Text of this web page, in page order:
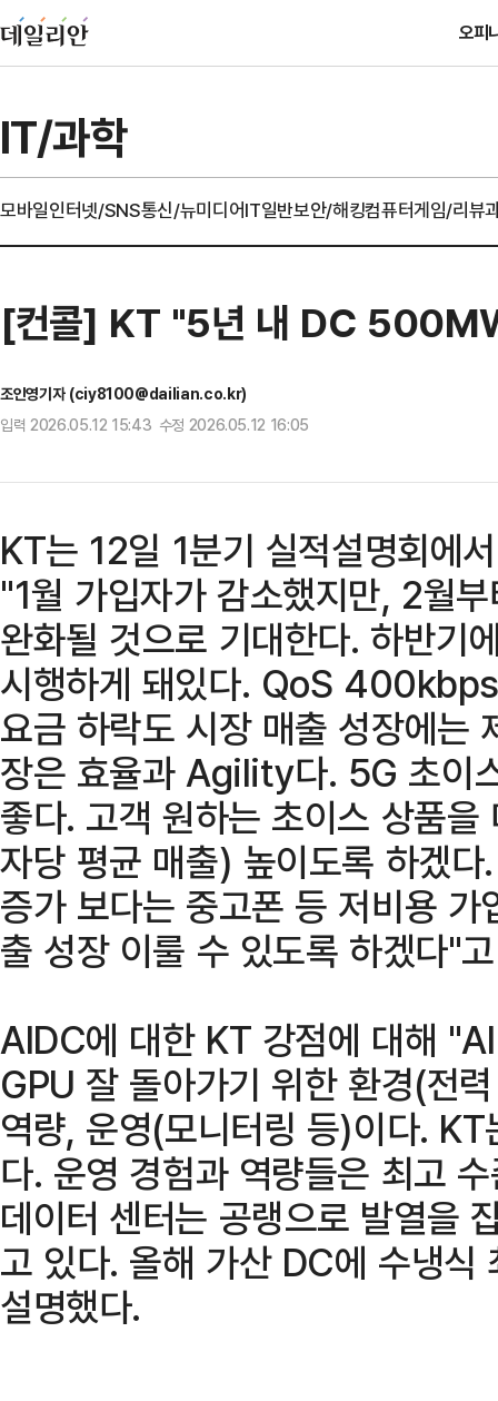
오피
IT/과학
모바일인터넷/SNS통신/뉴미디어IT일반보안/해킹컴퓨터게임/리뷰
[컨콜] KT "5년 내 DC
조인영기자 (ciy8100@dailian.co.kr)
입력 2026.05.12 15:43 수정 2026.05.12 16:05
KT는 12일 1분기 실적설명회에
"1월 가입자가 감소했지만, 2월
완화될 것으로 기대한다. 하반기
시행하게 돼있다. QoS
요금 하락도 시장 매출 성장에는
장은 효율과 Agility다. 5G 초이
좋다. 고객 원하는 초이스 상품
자당 평균 매출) 높이도록 하겠
증가 보다는 중고폰 등 저비용
출 성장 이룰 수 있도록 하겠다"
AIDC에 대한 KT 강점에 대해
GPU 잘 돌아가기 위한 환경(전
역량, 운영(모니터링 등)이다.
다. 운영 경험과 역량들은 최고
데이터 센터는 공랭으로 발열을
고 있다. 올해 가산 DC에 수냉식
설명했다.